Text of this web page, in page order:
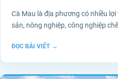
Cà Mau là địa phương có nhiều
sản, nông nghiệp, công nghiệp
ĐỌC BÀI VIẾT →